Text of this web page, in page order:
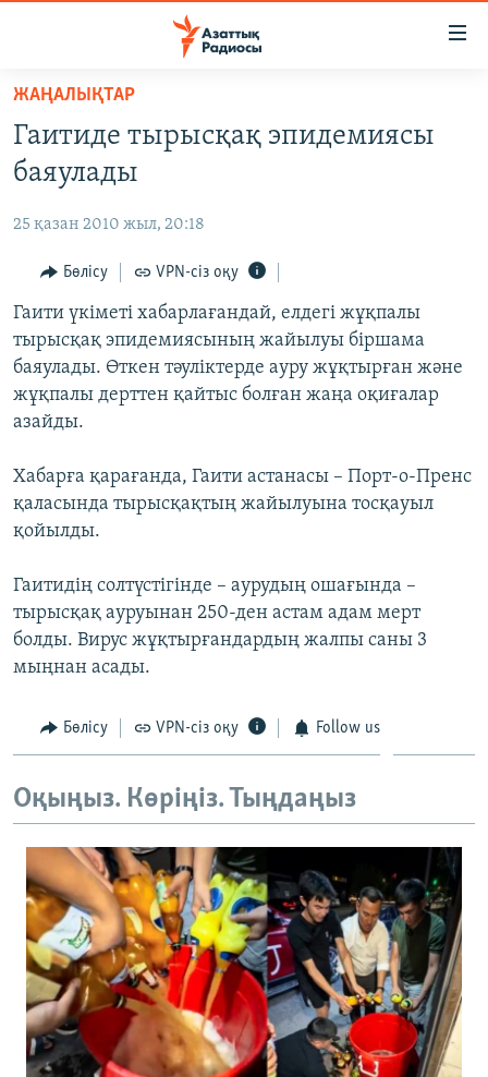
Skip
main
content
to
Navigation
Skip
to
Search
САЯСАТ
AZATTYQTV
ҚАҢТАР ОҚИҒАСЫ
АДАМ ҚҰҚЫҚТАРЫ
ӘЛЕУМЕТ
ӘЛЕМ
АРНАЙЫ ЖОБАЛАР
ЖАЗЫЛЫҢЫЗ
Басқа тілдерде
ЖАҢАЛЫҚТАР
Гаитиде тырысқақ эпидемиясы
баяулады
25 қазан 2010 жыл, 20:18
Бөлісу VPN-сіз оқу
Гаити үкіметі хабарлағандай, елдегі жұқпалы
тырысқақ эпидемиясының жайылуы біршама
баяулады. Өткен тәуліктерде ауру жұқтырған және
жұқпалы дерттен қайтыс болған жаңа оқиғалар
азайды.
Хабарға қарағанда, Гаити астанасы – Порт-о-Пренс
қаласында тырысқақтың жайылуына тосқауыл
қойылды.
Гаитидің солтүстігінде – аурудың ошағында –
тырысқақ ауруынан 250-ден астам адам мерт
болды. Вирус жұқтырғандардың жалпы саны 3
мыңнан асады.
Бөлісу VPN-сіз оқу Follow us
Оқыңыз. Көріңіз. Тыңдаңыз